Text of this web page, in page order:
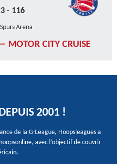
- 116
Arena
MOTOR CITY CRUISE
2001 !
de la G-League, Hoopsleagues a
avec l’objectif de couvrir